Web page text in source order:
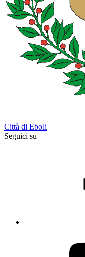
Città di Eboli
Seguici su